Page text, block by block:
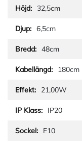
32,5cm
6,5cm
48cm
180cm
21,00W
IP20
E10